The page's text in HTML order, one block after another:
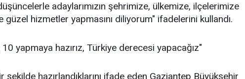
adaylarımızın şehrimize, ülkemize, ilçelerimize
güzel hizmetler yapmasını diliyorum" ifadelerini kullandı.
yapmaya hazırız, Türkiye derecesi yapacağız"
hazırlandıklarını ifade eden Gaziantep Büyükşehir